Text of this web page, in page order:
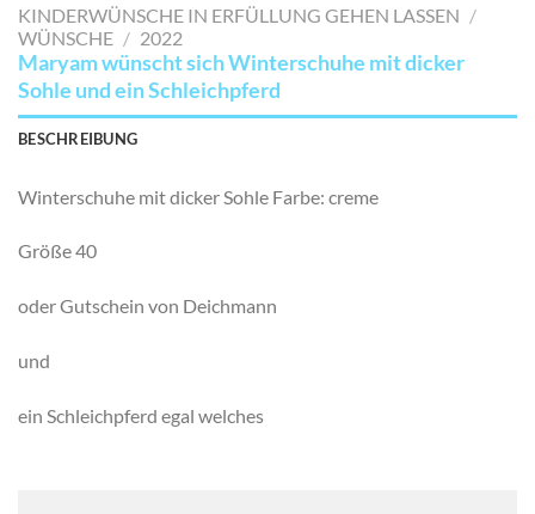
SETZEN
KINDERWÜNSCHE IN ERFÜLLUNG GEHEN LASSEN /
WÜNSCHE / 2022
Maryam wünscht sich Winterschuhe mit dicker
Sohle und ein Schleichpferd
BESCHREIBUNG
Winterschuhe mit dicker Sohle Farbe: creme
Größe 40
oder Gutschein von Deichmann
und
ein Schleichpferd egal welches